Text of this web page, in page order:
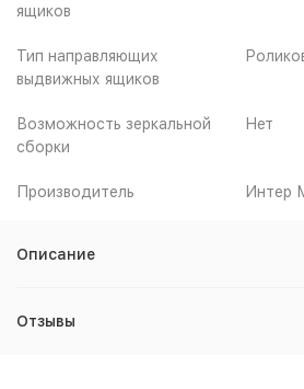
ящиков
Тип направляющих
выдвижных ящиков
Возможность зеркальной
сборки
Нет
Производитель Интер
Описание
Отзывы